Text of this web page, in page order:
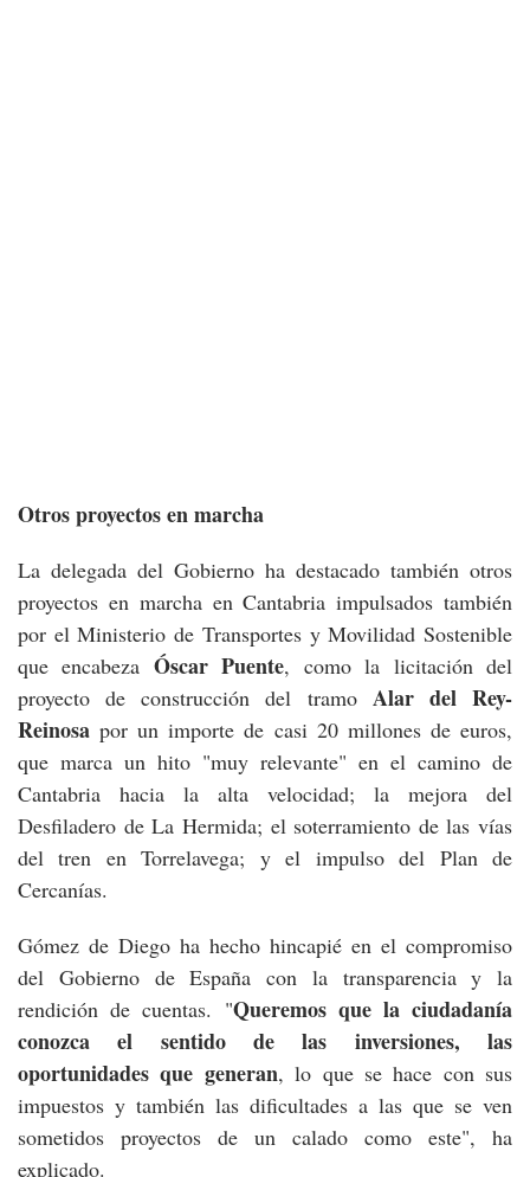
Otros proyectos en marcha
La delegada del Gobierno ha destacado también otros
proyectos en marcha en Cantabria impulsados también
por el Ministerio de Transportes y Movilidad Sostenible
que encabeza Óscar Puente, como la licitación del
proyecto de construcción del tramo Alar del Rey-
Reinosa por un importe de casi 20 millones de euros,
que marca un hito "muy relevante" en el camino de
Cantabria hacia la alta velocidad; la mejora del
Desfiladero de La Hermida; el soterramiento de las vías
del tren en Torrelavega; y el impulso del Plan de
Cercanías.
Gómez de Diego ha hecho hincapié en el compromiso
del Gobierno de España con la transparencia y la
rendición de cuentas. "Queremos que la ciudadanía
conozca el sentido de las inversiones, las
oportunidades que generan, lo que se hace con sus
impuestos y también las dificultades a las que se ven
sometidos proyectos de un calado como este", ha
explicado.